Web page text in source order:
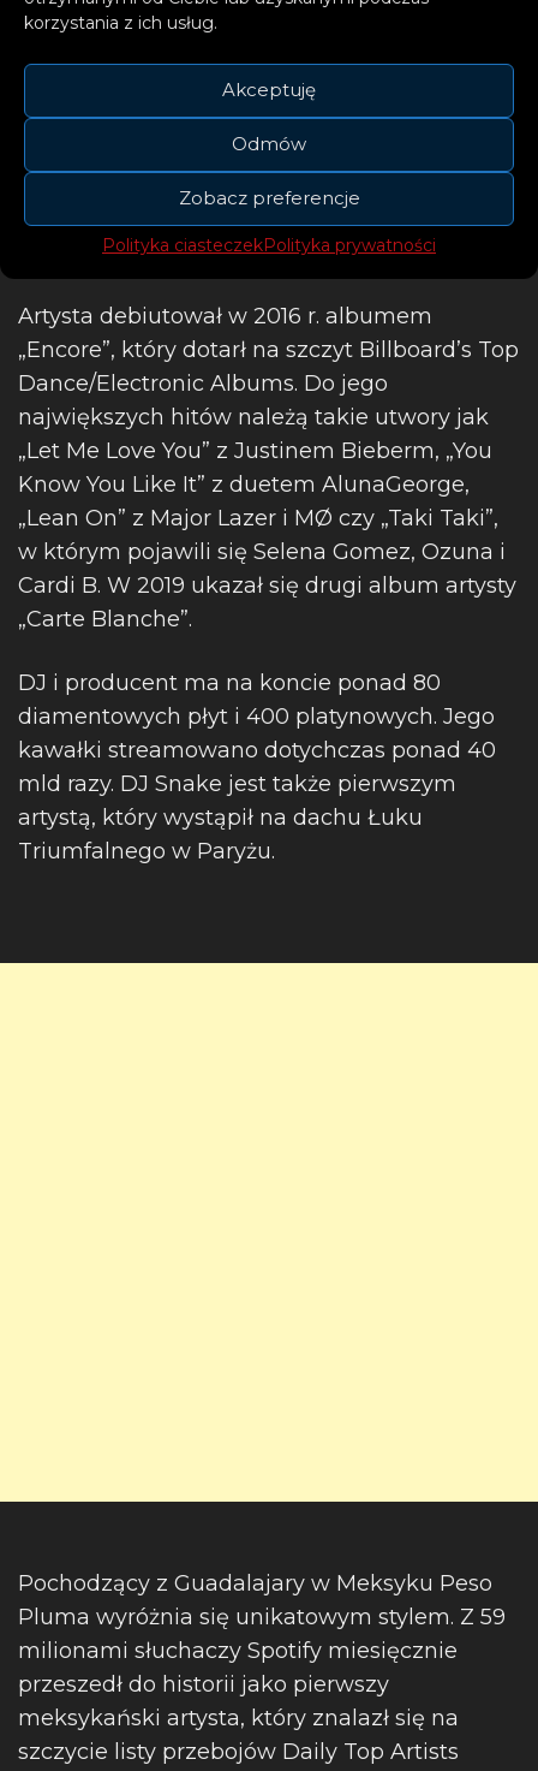
korzystania z ich usług.
Akceptuję
Odmów
Zobacz preferencje
Polityka ciasteczekPolityka prywatności
w stanie się zbliżyć.
Artysta debiutował w 2016 r. albumem
„Encore”, który dotarł na szczyt Billboard’s Top
Dance/Electronic Albums. Do jego
największych hitów należą takie utwory jak
„Let Me Love You” z Justinem Bieberm, „You
Know You Like It” z duetem AlunaGeorge,
„Lean On” z Major Lazer i MØ czy „Taki Taki”,
w którym pojawili się Selena Gomez, Ozuna i
Cardi B. W 2019 ukazał się drugi album artysty
„Carte Blanche”.
DJ i producent ma na koncie ponad 80
diamentowych płyt i 400 platynowych. Jego
kawałki streamowano dotychczas ponad 40
mld razy. DJ Snake jest także pierwszym
artystą, który wystąpił na dachu Łuku
Triumfalnego w Paryżu.
Pochodzący z Guadalajary w Meksyku Peso
Pluma wyróżnia się unikatowym stylem. Z 59
milionami słuchaczy Spotify miesięcznie
przeszedł do historii jako pierwszy
meksykański artysta, który znalazł się na
szczycie listy przebojów Daily Top Artists